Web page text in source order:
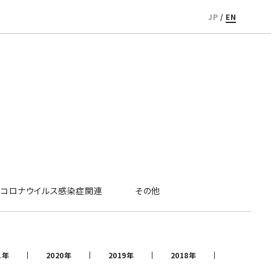
JP / EN
ロナウイルス感染症関連 その他
2020年 2019年
2018年